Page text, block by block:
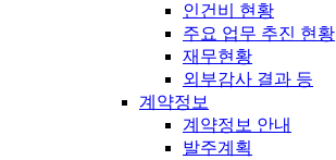
인건비 현황
주요 업무 추진 현황
재무현황
외부감사 결과 등
계약정보
계약정보 안내
발주계획